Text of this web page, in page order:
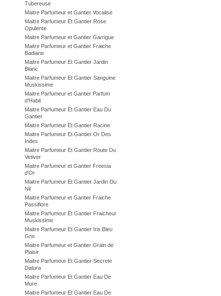
Tubereuse
Maitre Parfumeur et Gantier Vocalise
Maitre Parfumeur Et Gantier Rose
Opulente
Maitre Parfumeur et Gantier Garrigue
Maitre Parfumeur et Gantier Fraiche
Badiane
Maitre Parfumeur Et Gantier Jardin
Blanc
Maitre Parfumeur Et Gantier Sanguine
Muskissime
Maitre Parfumeur et Gantier Parfum
d'Habit
Maitre Parfumeur Et Gantier Eau Du
Gantier
Maitre Parfumeur Et Gantier Racine
Maitre Parfumeur Et Gantier Or Des
Indes
Maitre Parfumeur Et Gantier Route Du
Vetiver
Maitre Parfumeur et Gantier Freesia
d'Or
Maitre Parfumeur Et Gantier Jardin Du
Nil
Maitre Parfumeur et Gantier Fraiche
Passiflore
Maitre Parfumeur Et Gantier Fraicheur
Muskissime
Maitre Parfumeur Et Gantier Iris Bleu
Gris
Maitre Parfumeur et Gantier Grain de
Plaisir
Maitre Parfumeur Et Gantier Secrete
Datura
Maitre Parfumeur Et Gantier Eau De
Mure
Maitre Parfumeur Et Gantier Eau De